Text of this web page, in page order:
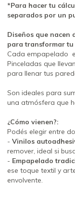
*Para hacer tu
separados por un
Diseños que nacen
para transformar tu
Cada empapelado
Pinceladas que
para llenar tus
Son ideales para
una atmósfera que
¿Cómo vienen?:
Podés elegir entre
- Vinilos
remover, ideal si
- Empapelado
ese toque textil y
envolvente.